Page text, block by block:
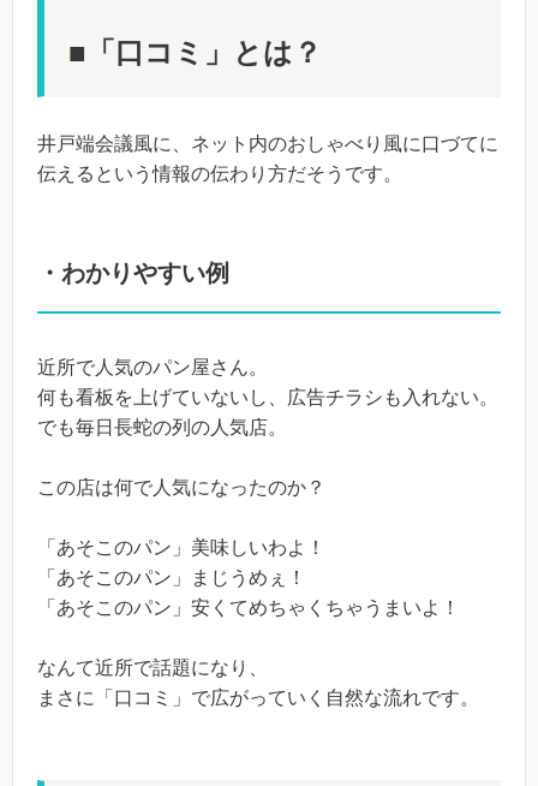
■「口コミ」とは？
井戸端会議風に、ネット内のおしゃべり風に口づてに
伝えるという情報の伝わり方だそうです。
・わかりやすい例
近所で人気のパン屋さん。
何も看板を上げていないし、広告チラシも入れない。
でも毎日長蛇の列の人気店。
この店は何で人気になったのか？
「あそこのパン」美味しいわよ！
「あそこのパン」まじうめぇ！
「あそこのパン」安くてめちゃくちゃうまいよ！
なんて近所で話題になり、
まさに「口コミ」で広がっていく自然な流れです。